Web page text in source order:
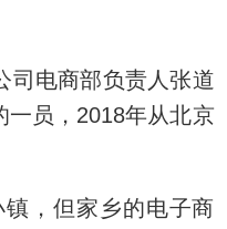
电商部负责人张道
一员，2018年从北京
，但家乡的电子商